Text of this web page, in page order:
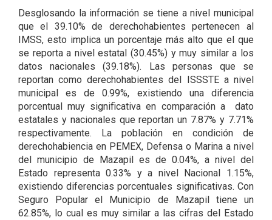
Desglosando la información se tiene a nivel municipal
que el 39.10% de derechohabientes pertenecen al
IMSS, esto implica un porcentaje más alto que el que
se reporta a nivel estatal (30.45%) y muy similar a los
datos nacionales (39.18%). Las personas que se
reportan como derechohabientes del ISSSTE a nivel
municipal es de 0.99%, existiendo una diferencia
porcentual muy significativa en comparación a dato
estatales y nacionales que reportan un 7.87% y 7.71%
respectivamente. La población en condición de
derechohabiencia en PEMEX, Defensa o Marina a nivel
del municipio de Mazapil es de 0.04%, a nivel del
Estado representa 0.33% y a nivel Nacional 1.15%,
existiendo diferencias porcentuales significativas. Con
Seguro Popular el Municipio de Mazapil tiene un
62.85%, lo cual es muy similar a las cifras del Estado